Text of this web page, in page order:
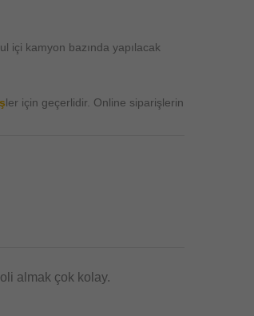
içi kamyon bazında yapılacak
ler için geçerlidir. Online siparişlerin
almak çok kolay.